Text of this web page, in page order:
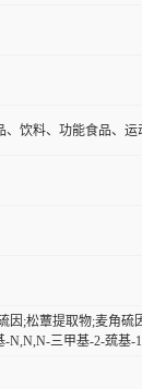
、饮料、功能食品、
因;松蕈提取物;麦角硫
-N,N,N-三甲基-2-巯基